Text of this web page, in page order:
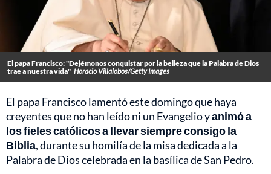
El papa Francisco: "Dejémonos conquistar por la belleza que la Palabra de Dios
trae a nuestra vida" Horacio Villalobos/Getty Images
El papa Francisco lamentó este domingo que haya
creyentes que no han leído ni un Evangelio yanimó a
los fieles católicos a llevar siempre consigo la
Biblia, durante su homilía de la misa dedicada a la
Palabra de Dios celebrada en la basílica de San Pedro.